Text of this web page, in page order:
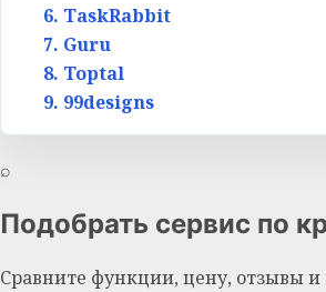
6. TaskRabbit
7. Guru
8. Toptal
9. 99designs
⌕
Подобрать сервис по
Сравните функции, цену, отзывы